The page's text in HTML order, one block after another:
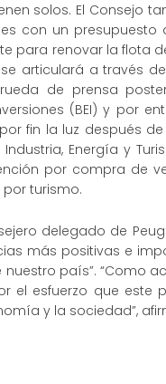
solos. El Consejo
con un presupuesto
para renovar la flota
articulará a través
de prensa
(BEI) y por
fin la luz después
Energía y
por compra de
por turismo.
delegado de
más positivas e
país”. “Como
el esfuerzo que este
y la sociedad”,